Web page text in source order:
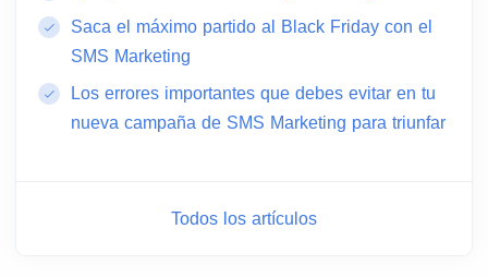
Saca el máximo partido al Black Friday con el
SMS Marketing
Los errores importantes que debes evitar en tu
nueva campaña de SMS Marketing para triunfar
Todos los artículos